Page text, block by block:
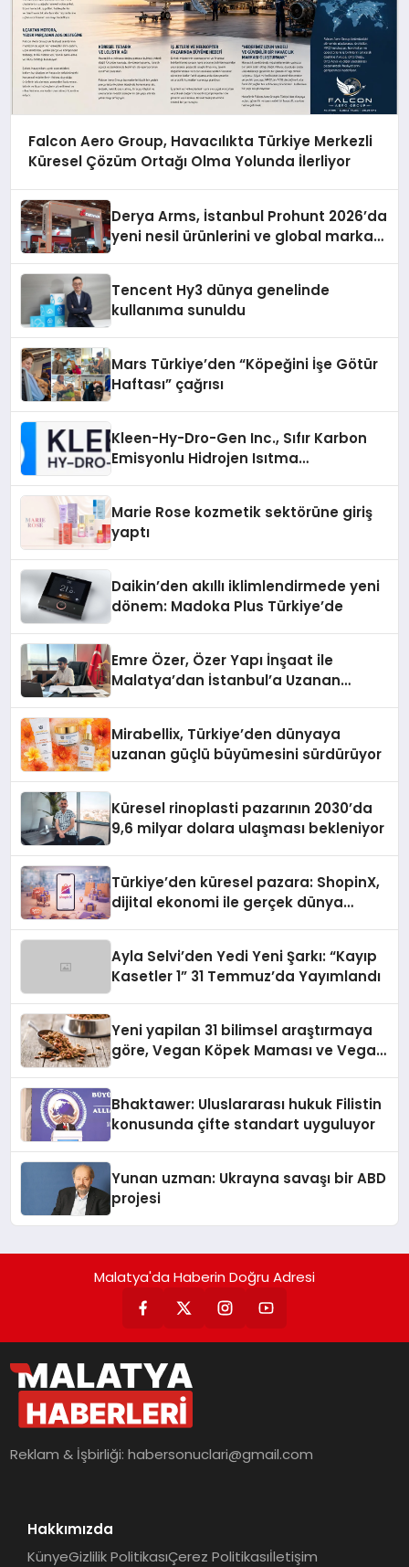
Falcon Aero Group, Havacılıkta Türkiye Merkezli
Küresel Çözüm Ortağı Olma Yolunda İlerliyor
Derya Arms, İstanbul Prohunt 2026’da
yeni nesil ürünlerini ve global marka
Tencent Hy3 dünya genelinde
kullanıma sunuldu
Mars Türkiye’den “Köpeğini İşe Götür
Haftası” çağrısı
Kleen-Hy-Dro-Gen Inc., Sıfır Karbon
Emisyonlu Hidrojen Isıtma
Marie Rose kozmetik sektörüne giriş
yaptı
Daikin’den akıllı iklimlendirmede yeni
dönem: Madoka Plus Türkiye’de
Emre Özer, Özer Yapı İnşaat ile
Malatya’dan İstanbul’a Uzanan
Mirabellix, Türkiye’den dünyaya
uzanan güçlü büyümesini sürdürüyor
Küresel rinoplasti pazarının 2030’da
9,6 milyar dolara ulaşması bekleniyor
Türkiye’den küresel pazara: ShopinX,
dijital ekonomi ile gerçek dünya
Ayla Selvi’den Yedi Yeni Şarkı: “Kayıp
Kasetler 1” 31 Temmuz’da Yayımlandı
Yeni yapilan 31 bilimsel araştırmaya
göre, Vegan Köpek Maması ve Vegan
Bhaktawer: Uluslararası hukuk Filistin
konusunda çifte standart uyguluyor
Yunan uzman: Ukrayna savaşı bir ABD
projesi
Malatya'da Haberin Doğru Adresi
Reklam & İşbirliği:habersonuclari@gmail.com
Hakkımızda
KünyeGizlilik PolitikasıÇerez Politikasıİletişim